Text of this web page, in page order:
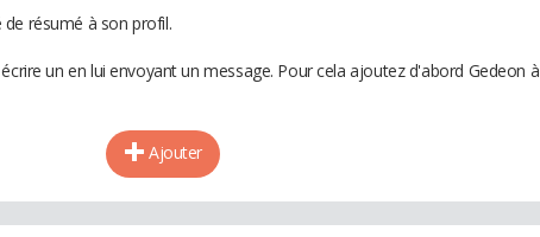
résumé à son profil.
un en lui envoyant un message. Pour cela ajoutez d'abord Gedeon à
Ajouter